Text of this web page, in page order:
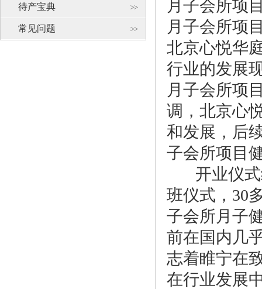
待产宝典
常见问题
月子会所项
月子会所项
北京心悦华
行业的发展
月子会所项
调，北京心
和发展，后
子会所项目
开业仪
班仪式， 30
子会所月子
前在国内几
志着睢宁在
在行业发展